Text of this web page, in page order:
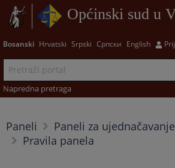
Općinski sud u
Bosanski Hrvatski Srpski Српски English
Napredna pretraga
Paneli
Paneli za
Pravila panela